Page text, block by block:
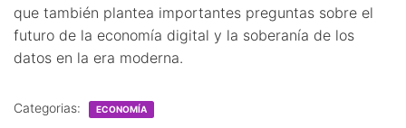
que también plantea importantes preguntas sobre el
futuro de la economía digital y la soberanía de los
datos en la era moderna.
Categorias: ECONOMÍA